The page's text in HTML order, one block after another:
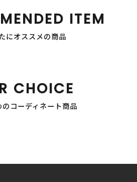
ITEM
にオススメの商品
CHOICE
のコーディネート商品